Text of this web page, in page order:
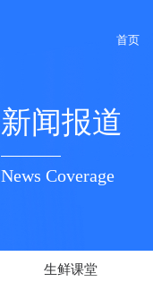
首页
新闻报道
News Coverage
生鲜课堂